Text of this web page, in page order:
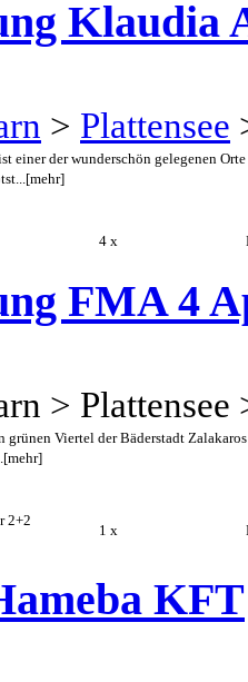
Klaudia
> Plattensee
einer der wunderschön gelegenen
[mehr]
4 x
FMA 4
> Plattensee
grünen Viertel der Bäderstadt
[mehr]
2+2
1 x
KFT